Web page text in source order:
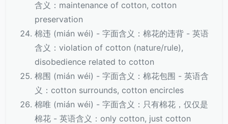
含义：maintenance of cotton, cotton
preservation
棉违 (mián wéi) - 字面含义：棉花的违背 - 英语
含义：violation of cotton (nature/rule),
disobedience related to cotton
棉围 (mián wéi) - 字面含义：棉花包围 - 英语含
义：cotton surrounds, cotton encircles
棉唯 (mián wéi) - 字面含义：只有棉花，仅仅是
棉花 - 英语含义：only cotton, just cotton